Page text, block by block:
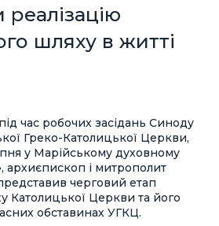
шляху в житті
час робочих засідань Синоду
Греко-Католицької Церкви,
у Марійському духовному
архиєпископ і митрополит
черговий етап
Католицької Церкви та його
обставинах УГКЦ.